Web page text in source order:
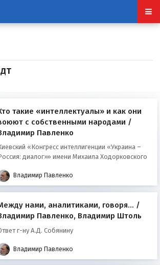
такие «интеллектуалы» и как они
с собственными народами /
Павленко
«Конгресс интеллигенции «Украина –
диалог»» имени Михаила Ходорковского
Владимир Павленко
нами, аналитиками, говоря… /
Павленко, Владимир Штоль
г-ну А.Д. Собянину
Владимир Павленко